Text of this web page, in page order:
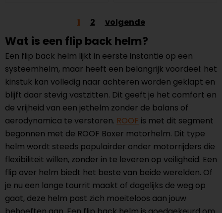
1 2 volgende
Wat is een flip back helm?
Een flip back helm lijkt in eerste instantie op een
systeemhelm, maar heeft een belangrijk voordeel: het
kinstuk kan volledig naar achteren worden geklapt en
blijft daar stevig vastzitten. Dit geeft je het comfort en
de vrijheid van een jethelm zonder de balans of
aerodynamica te verstoren. ROOF is met dit segment
begonnen met de ROOF Boxer motorhelm. Dit type
helm wordt steeds populairder onder motorrijders die
flexibiliteit willen, zonder in te leveren op veiligheid. Een
flip over helm biedt het beste van beide werelden. Of
je nu een lange tourrit maakt of dagelijks de weg op
gaat, deze helm past zich moeiteloos aan jouw